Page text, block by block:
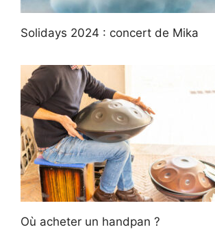
Solidays 2024 : concert de Mika
Où acheter un handpan ?